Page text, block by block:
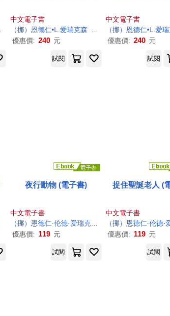
鄒雯燕
中文電子書
（挪）恩德仁•L.爱瑞克森 （挪）金•廷格斯达尔
陈
優惠價: 240 元
中文電子書
（挪）恩德仁•L.爱瑞
優惠價: 240 元
試閱 試閱
夜行動物 (電子書)
中文電子書
（挪）恩德仁·伦德·爱瑞克森 （Endre Lund Eriksen
優惠價: 119 元
捉住聖誕老人 (
中文電子書
（挪）恩德仁·伦德·
優惠價: 119 元
試閱 試閱